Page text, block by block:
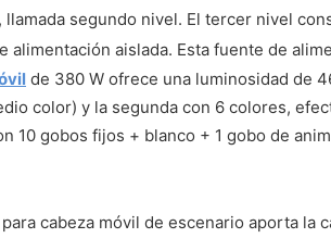
segundo nivel. El tercer nivel
alimentación aislada. Esta fuente de
de 380 W ofrece una luminosidad de
color) y la segunda con 6 colores,
10 gobos fijos + blanco + 1 gobo de
cabeza móvil de escenario aporta